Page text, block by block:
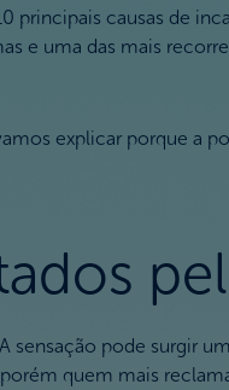
principais causas de
e uma das mais
explicar porque a
pode surgir
quem mais